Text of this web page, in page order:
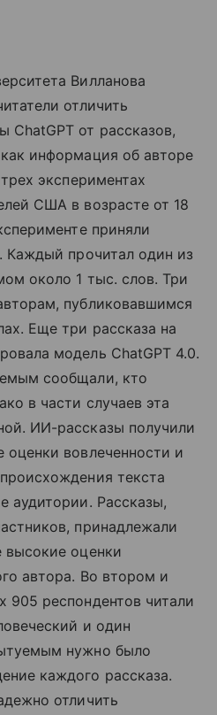
Вилланова
отличить
ChatGPT от рассказов,
информация об авторе
экспериментах
США в возрасте от 18
приняли
Каждый прочитал один из
около 1 тыс. слов. Три
публиковавшимся
Еще три рассказа на
модель ChatGPT 4.0.
сообщали, кто
в части случаев эта
ИИ-рассказы получили
оценки вовлеченности и
текста
аудитории. Рассказы,
принадлежали
высокие оценки
автора. Во втором и
905 респондентов читали
и один
нужно было
каждого рассказа.
отличить